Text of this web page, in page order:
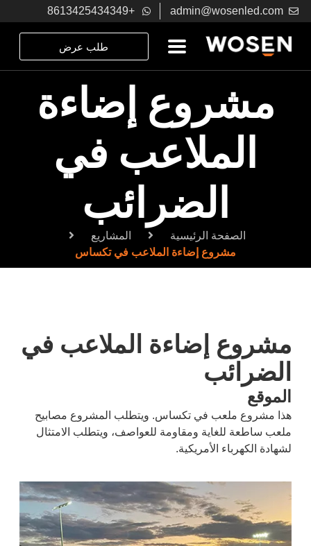
admin@wosenled.com
+8613425434349
طلب عرض
مشروع إضاءة
الملاعب في
الضرائب
الصفحة الرئيسية
المشاريع
مشروع إضاءة الملاعب في تكساس
مشروع إضاءة الملاعب في
الضرائب
الموقع
هذا مشروع ملعب في تكساس. ويتطلب المشروع مصابيح
ملعب ساطعة للغاية ومقاومة للعواصف، ويتطلب الامتثال
لشهادة الكهرباء الأمريكية.